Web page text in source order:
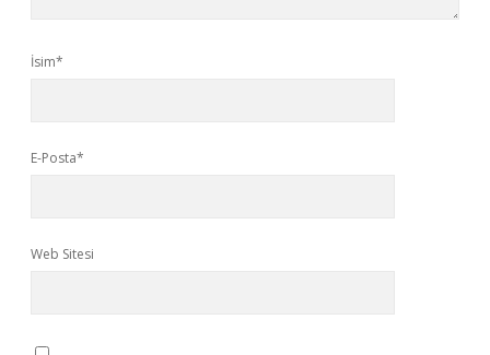
İsim*
E-Posta*
Web Sitesi